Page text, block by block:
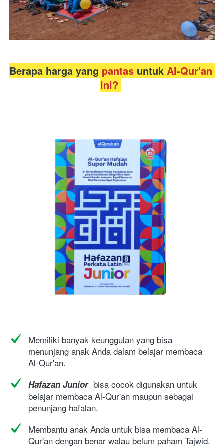
Berapa harga yang pantas untuk Al-Qur'an
ini?
Memiliki banyak keunggulan yang bisa
menunjang anak Anda dalam belajar membaca
Al-Qur'an.
Hafazan Junior bisa cocok digunakan untuk
belajar membaca Al-Qur'an maupun sebagai
penunjang hafalan.
Membantu anak Anda untuk bisa membaca Al-
Qur'an dengan benar walau belum paham Tajwid.